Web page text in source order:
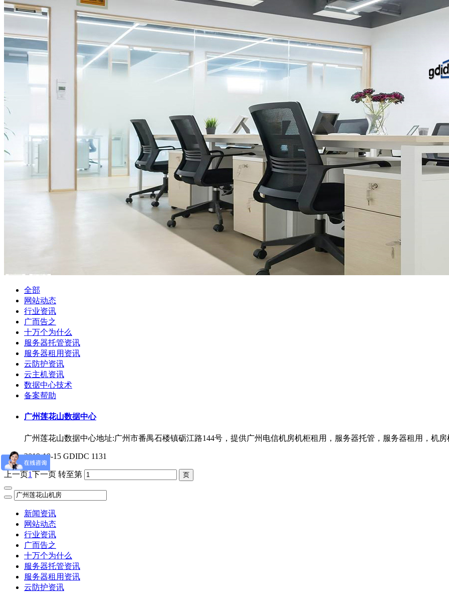
全部
网站动态
行业资讯
广而告之
十万个为什么
服务器托管资讯
服务器租用资讯
云防护资讯
云主机资讯
数据中心技术
备案帮助
广州莲花山数据中心
广州莲花山数据中心地址:广州市番禺石楼镇砺江路144号，提供广州电信机房机柜租用，服务器托管，服务器租用，机房
2019-10-15 GDIDC 1131
上一页1下一页 转至第
新闻资讯
网站动态
行业资讯
广而告之
十万个为什么
服务器托管资讯
服务器租用资讯
云防护资讯